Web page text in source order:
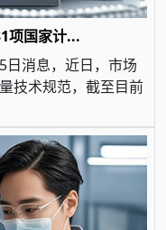
项国家计...
日消息，近日，市场
技术规范，截至目前